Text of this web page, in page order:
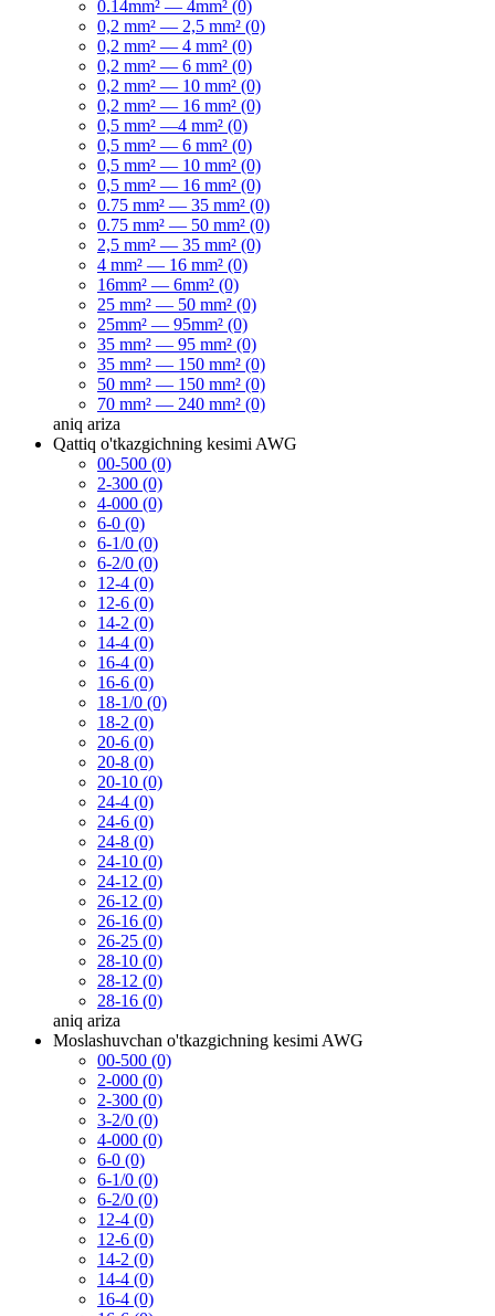
0.14mm² — 4mm² (0)
0,2 mm² — 2,5 mm² (0)
0,2 mm² — 4 mm² (0)
0,2 mm² — 6 mm² (0)
0,2 mm² — 10 mm² (0)
0,2 mm² — 16 mm² (0)
0,5 mm² —4 mm² (0)
0,5 mm² — 6 mm² (0)
0,5 mm² — 10 mm² (0)
0,5 mm² — 16 mm² (0)
0.75 mm² — 35 mm² (0)
0.75 mm² — 50 mm² (0)
2,5 mm² — 35 mm² (0)
4 mm² — 16 mm² (0)
16mm² — 6mm² (0)
25 mm² — 50 mm² (0)
25mm² — 95mm² (0)
35 mm² — 95 mm² (0)
35 mm² — 150 mm² (0)
50 mm² — 150 mm² (0)
70 mm² — 240 mm² (0)
aniq ariza
Qattiq o'tkazgichning kesimi AWG
00-500 (0)
2-300 (0)
4-000 (0)
6-0 (0)
6-1/0 (0)
6-2/0 (0)
12-4 (0)
12-6 (0)
14-2 (0)
14-4 (0)
16-4 (0)
16-6 (0)
18-1/0 (0)
18-2 (0)
20-6 (0)
20-8 (0)
20-10 (0)
24-4 (0)
24-6 (0)
24-8 (0)
24-10 (0)
24-12 (0)
26-12 (0)
26-16 (0)
26-25 (0)
28-10 (0)
28-12 (0)
28-16 (0)
aniq ariza
Moslashuvchan o'tkazgichning kesimi AWG
00-500 (0)
2-000 (0)
2-300 (0)
3-2/0 (0)
4-000 (0)
6-0 (0)
6-1/0 (0)
6-2/0 (0)
12-4 (0)
12-6 (0)
14-2 (0)
14-4 (0)
16-4 (0)